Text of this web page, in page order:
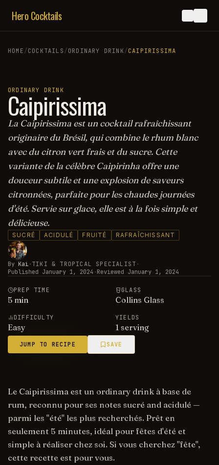
Hero Cocktails
HOME/COCKTAILS/ORDINARY DRINK/CAIPIRISSIMA
ORDINARY DRINK
Caipirissima
La Caipirissima est un cocktail rafraîchissant
originaire du Brésil, qui combine le rhum blanc
avec du citron vert frais et du sucre. Cette
variante de la célèbre Caipirinha offre une
douceur subtile et une explosion de saveurs
citronnées, parfaite pour les chaudes journées
d'été. Servie sur glace, elle est à la fois simple et
délicieuse.
SUCRÉ ACIDULÉ FRUITÉ RAFRAÎCHISSANT
By Kai·TIKI & TROPICAL SPECIALIST ·
Published January 1, 2024 ·Reviewed January 1, 2024
PREP TIME
5 min
GLASS
Collins Glass
DIFFICULTY
Easy
YIELDS
1 serving
JUMP TO RECIPE SAVE
Le Caipirissima est un ordinary drink à base de
rum, reconnu pour ses notes sucré and acidulé —
parmi les "été" les plus recherchés. Prêt en
seulement 5 minutes, idéal pour fêtes d'été et
simple à réaliser chez soi. Si vous cherchez "fête",
cette recette est pour vous.